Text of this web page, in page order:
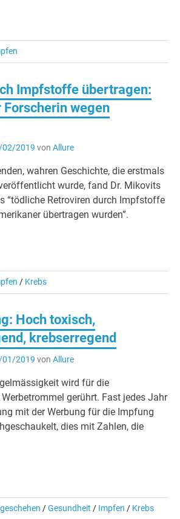
Impfstoffe übertragen:
wegen
02/2019 von Allure
wahren Geschichte, die erstmals
wurde, fand Dr. Mikovits
“tödliche Retroviren durch Impfstoffe
übertragen wurden”.
/ Krebs
Hoch toxisch,
krebserregend
01/2019 von Allure
wird für die
gerührt. Fast jedes Jahr
mit der Werbung für die Impfung
dies mit Zahlen, die
/Gesundheit / Impfen / Krebs